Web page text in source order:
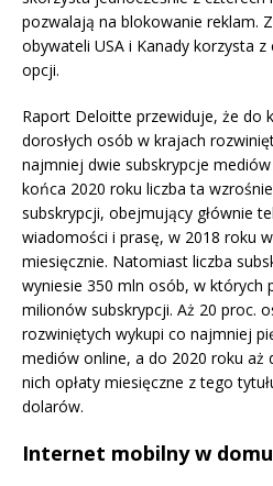
pozwalają na blokowanie reklam.
obywateli USA i Kanady korzysta
opcji.
Raport Deloitte przewiduje, że do
dorosłych osób w krajach
najmniej dwie subskrypcje
końca 2020 roku liczba ta
subskrypcji, obejmujący głównie
wiadomości i prasę, w 2018 roku
miesięcznie. Natomiast liczba
wyniesie 350 mln osób, w których
milionów subskrypcji. Aż 20 proc.
rozwiniętych wykupi co najmniej
mediów online, a do 2020 roku aż
nich opłaty miesięczne z tego
dolarów.
Internet mobilny w